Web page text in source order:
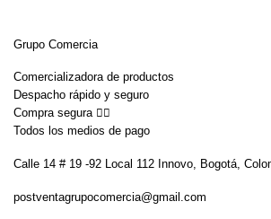
Grupo Comercia
Comercializadora de productos
Despacho rápido y seguro
Compra segura 👇🏼
Todos los medios de pago
Calle 14 # 19 -92 Local 112 Innovo, Bogotá,
postventagrupocomercia@gmail.com